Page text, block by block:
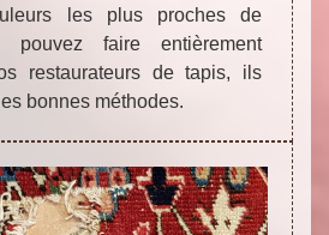
les plus proches de
pouvez faire entièrement
restaurateurs de tapis, ils
bonnes méthodes.